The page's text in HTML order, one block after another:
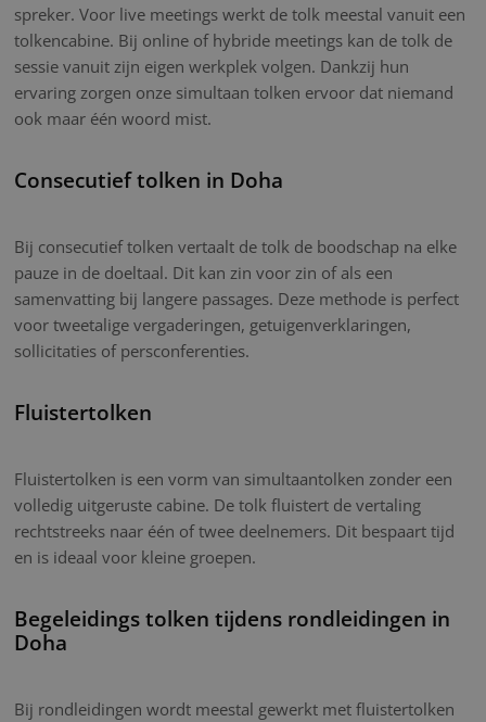
spreker. Voor live meetings werkt de tolk meestal vanuit een
tolkencabine. Bij online of hybride meetings kan de tolk de
sessie vanuit zijn eigen werkplek volgen. Dankzij hun
ervaring zorgen onze simultaan tolken ervoor dat niemand
ook maar één woord mist.
Consecutief tolken in Doha
Bij consecutief tolken vertaalt de tolk de boodschap na elke
pauze in de doeltaal. Dit kan zin voor zin of als een
samenvatting bij langere passages. Deze methode is perfect
voor tweetalige vergaderingen, getuigenverklaringen,
sollicitaties of persconferenties.
Fluistertolken
Fluistertolken is een vorm van simultaantolken zonder een
volledig uitgeruste cabine. De tolk fluistert de vertaling
rechtstreeks naar één of twee deelnemers. Dit bespaart tijd
en is ideaal voor kleine groepen.
Begeleidings tolken tijdens rondleidingen in
Doha
Bij rondleidingen wordt meestal gewerkt met fluistertolken